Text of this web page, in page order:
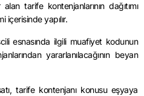
tarife kontenjanlarının dağıtımı
içerisinde yapılır.
esnasında ilgili muafiyet kodunun
yararlanılacağının beyan
tarife kontenjanı konusu eşyaya